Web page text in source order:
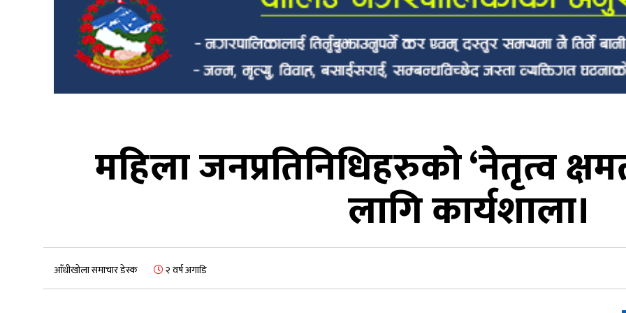
महिला जनप्रतिनिधिहरुको ‘नेतृत्व
लागि कार्यशाला।
आँधीखोला समाचार डेस्क २ वर्ष अगाडि